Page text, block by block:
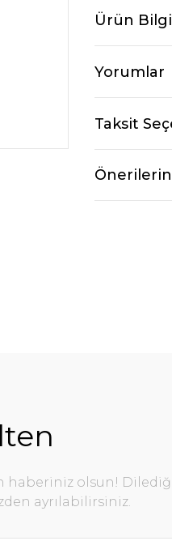
Ürün
Yorumlar
Taksit
haberiniz olsun!
ayrılabilirsiniz.